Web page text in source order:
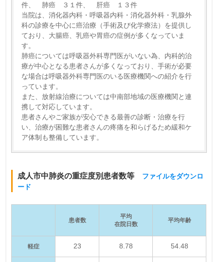
件、 肺癌 ３１件、 肝癌 １３件
当院は、消化器内科・呼吸器内科・消化器外科・乳腺外
科の診療を中心に癌治療（手術及び化学療法）を提供し
ており、大腸癌、乳癌や胃癌の症例が多くなっていま
す。
肺癌については呼吸器外科専門医がいない為、内科的治
療が中心となる患者さんが多くなっており、手術が必要
な場合は呼吸器外科専門医のいる医療機関への紹介を行
っています。
また、放射線治療については中南部地域の医療機関と連
携して対応しています。
患者さんやご家族が安心できる最善の診断・治療を行
い、治療が困難な患者さんの疼痛を和らげるため緩和ケ
ア体制も整備しています。
成人市中肺炎の重症度別患者数等
ファイルをダウンロ
ード
患者数
平均
在院日数
平均年齢
軽症 23 8.78 54.48